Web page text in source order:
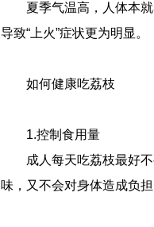
夏季气温高，人体本
导致“上火”症状更为明显。
如何健康吃荔枝
1.控制食用量
成人每天吃荔枝最好
味，又不会对身体造成负担